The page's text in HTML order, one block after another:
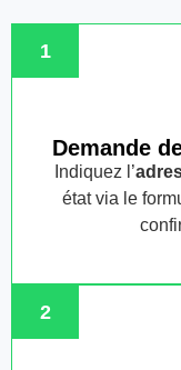
1
Demande
Indiquez l’
état via le
2